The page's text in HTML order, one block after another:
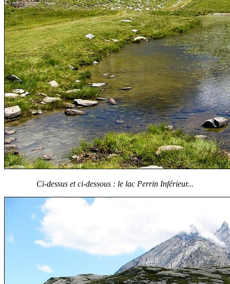
Ci-dessus et ci-dessous : le lac Perrin Inférieur...